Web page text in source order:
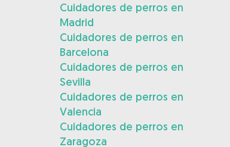
Cuidadores de perros en
Madrid
Cuidadores de perros en
Barcelona
Cuidadores de perros en
Sevilla
Cuidadores de perros en
Valencia
Cuidadores de perros en
Zaragoza